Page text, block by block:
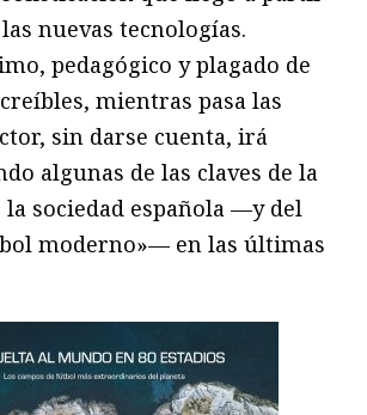
nuevas tecnologías.
pedagógico y plagado de
mientras pasa las
sin darse cuenta, irá
algunas de las claves de la
sociedad española —y del
moderno»— en las últimas